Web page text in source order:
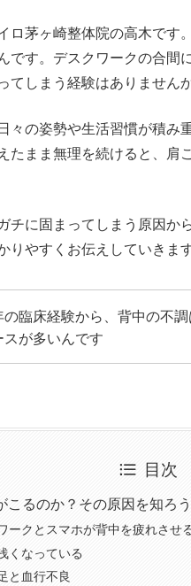
ロ茅ヶ崎整体院の高木です
です。デスクワークの合間
てしまう経験はありませんか
々の姿勢や生活習慣が積み
たまま無理を続けると、肩
チに固まってしまう原因か
りやすくお伝えしていきます
の臨床経験から、背中の不
スが多いんです
目次
こるのか？その原因を知ろう
ークとスマホが背中を疲れさせ
くなっている
と血行不良